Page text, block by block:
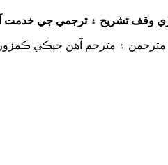
ٿيل مترجمن ۽ مترجم آهن جيڪي